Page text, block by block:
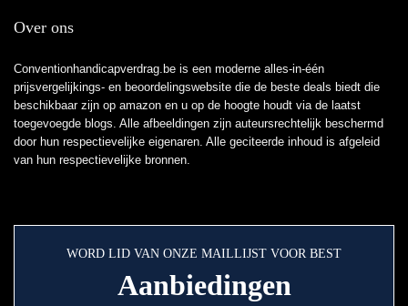
Over ons
Conventionhandicapverdrag.be is een moderne alles-in-één
prijsvergelijkings- en beoordelingswebsite die de beste deals biedt die
beschikbaar zijn op amazon en u op de hoogte houdt via de laatst
toegevoegde blogs. Alle afbeeldingen zijn auteursrechtelijk beschermd
door hun respectievelijke eigenaren. Alle geciteerde inhoud is afgeleid
van hun respectievelijke bronnen.
WORD LID VAN ONZE MAILLIJST VOOR BEST
Aanbiedingen